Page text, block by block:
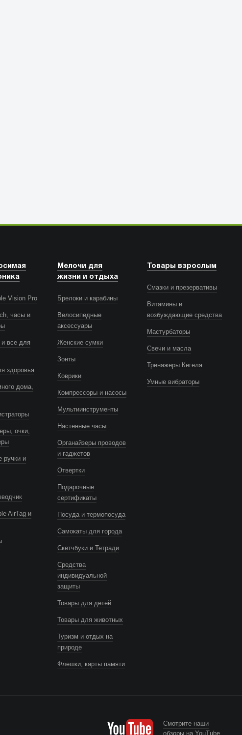
Vision Pro
часы и
все для
здоровья
дома,
очки,
ручки и
AirTag и
Мелочи для
жизни и отдыха
Брелоки и карабины
Велосипедные
аксессуары
Женские сумки
Зонты
Коврики
Компрессоры и насосы
Мультиинструменты
Настенные часы
Органайзеры проводов
и гаджетов
Отвертки
Подарочные
сертификаты
Посуда и термопосуда
Самокаты для города
Скетчбуки и Тетради
Средства
индивидуальной
защиты
Товары для детей
Товары для животных
Туризм и отдых на
природе
Флешки, карты памяти
Товары взрослым
Смазки и презервативы
Витамины и
возбуждающие средства
Мастурбаторы
Свечи и масла
Тренажеры Кегеля
Умные вибраторы
Смотрите наши
обзоры на YouTube